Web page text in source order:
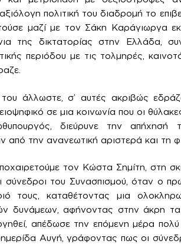
πολιτική του διαδρομή το
μαζί με τον Σάκη Καράγιωργα
της δικτατορίας στην Ελλάδα,
περιόδου με τις τολμηρές,
άλλωστε, σ’ αυτές ακριβώς
σε μια κοινωνία που οι
διεύρυνε την απήχησή
από την ανανεωτική αριστερά και τη
τον Κώστα Σημίτη, στη
σύνεδροι του Συνασπισμού, όταν ο
τους, καταθέτοντας μια
δυνάμεων, αφήνοντας στην άκρη
απέδωσε την επόμενη μέρα
Αυγή, γράφοντας πως οι